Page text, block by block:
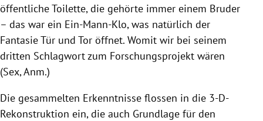
öffentliche Toilette, die gehörte immer einem Bruder
– das war ein Ein-Mann-Klo, was natürlich der
Fantasie Tür und Tor öffnet. Womit wir bei seinem
dritten Schlagwort zum Forschungsprojekt wären
(Sex, Anm.)
Die gesammelten Erkenntnisse flossen in die 3-D-
Rekonstruktion ein, die auch Grundlage für den